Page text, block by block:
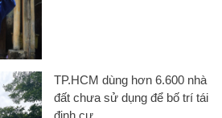
TP.HCM dùng hơn 6.600 nhà
đất chưa sử dụng để bố trí tái
định cư